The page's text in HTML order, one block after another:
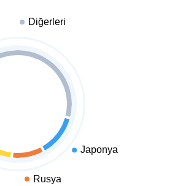
Japonya
Rusya
Diğerleri